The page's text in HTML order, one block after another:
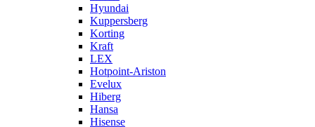
Hyundai
Kuppersberg
Korting
Kraft
LEX
Hotpoint-Ariston
Evelux
Hiberg
Hansa
Hisense